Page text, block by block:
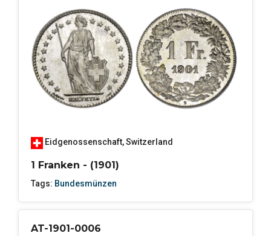
Eidgenossenschaft,Switzerland
1 Franken - (1901)
Tags: Bundesmünzen
AT-1901-0006